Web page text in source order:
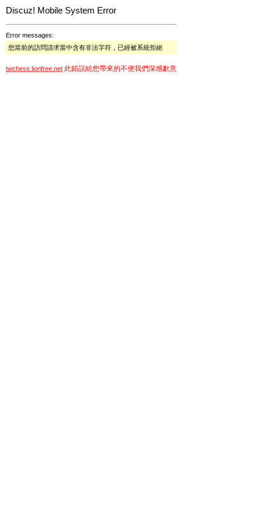
Discuz! Mobile System Error
Error messages:
您當前的訪問請求當中含有非法字符，已經被系統拒絕
twchess.lionfree.net 此錯誤給您帶來的不便我們深感歉意